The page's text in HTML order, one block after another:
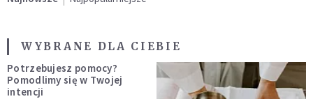
WYBRANE DLA CIEBIE
Potrzebujesz pomocy?
Pomodlimy się w Twojej
intencji